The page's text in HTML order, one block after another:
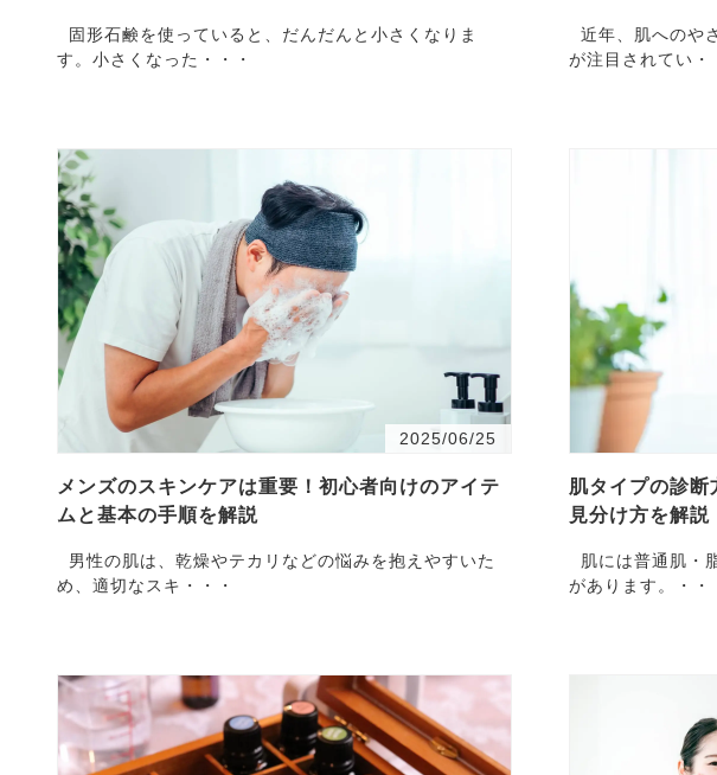
す。小さくなった・・・
が注目されてい・
2025/06/25
メンズのスキンケアは重要！初心者向けのアイテ
ムと基本の手順を解説
め、適切なスキ・・・
肌タイプの診断
見分け方を解説
があります。・・